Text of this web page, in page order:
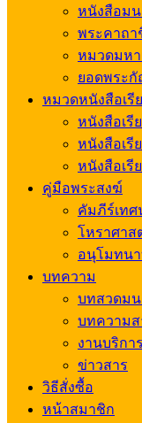
หนังสือม
พระคาถ
หมวดมห
ยอดพระ
หมวดหนังสือเรี
หนังสือเรี
หนังสือเรี
หนังสือเรี
คู่มือพระสงฆ์
คัมภีร์เท
โหราศาส
อนุโมทน
บทความ
บทสวดม
บทความส
งานบริการ
ข่าวสาร
วิธีสั่งซื้อ
หน้าสมาชิก